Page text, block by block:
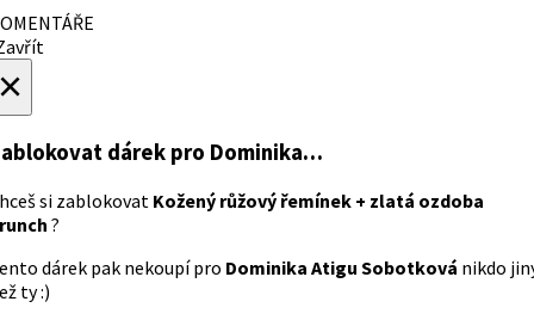
dárek pro Dominika…
si zablokovat Kožený růžový řemínek + zlatá ozdoba
?
dárek pak nekoupí pro Dominika Atigu Sobotková nikdo
ty :)